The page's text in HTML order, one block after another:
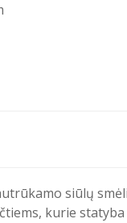
siūlų
kurie